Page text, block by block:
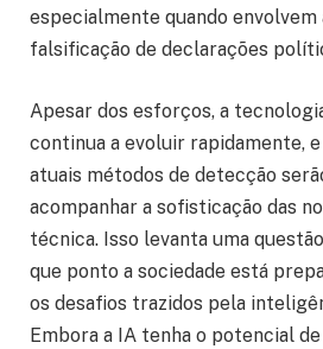
especialmente quando envolvem
falsificação de declarações
Apesar dos esforços, a
continua a evoluir rapidamente,
atuais métodos de detecção
acompanhar a sofisticação das
técnica. Isso levanta uma
que ponto a sociedade está
os desafios trazidos pela
Embora a IA tenha o potencial